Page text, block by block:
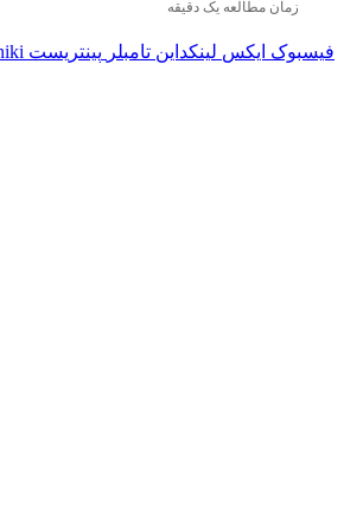
زمان مطالعه یک دقیقه
فیسبوک ایکس لینکداین تامبلر پینتریست